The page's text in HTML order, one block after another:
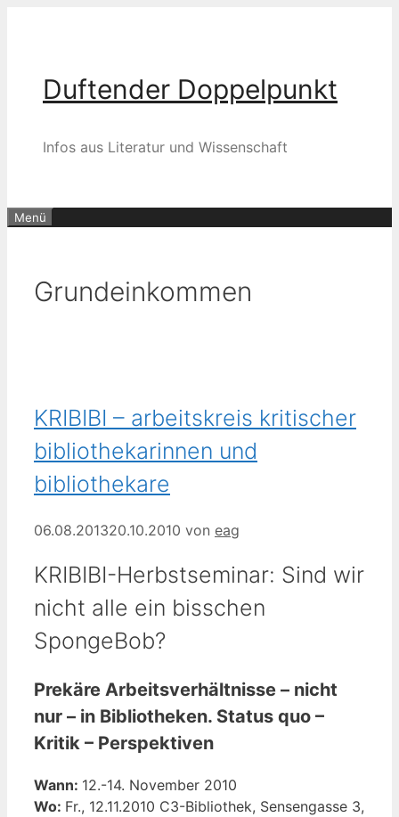
Duftender Doppelpunkt
Infos aus Literatur und Wissenschaft
Menü
Grundeinkommen
KRIBIBI – arbeitskreis kritischer
bibliothekarinnen und
bibliothekare
06.08.201320.10.2010 von eag
KRIBIBI-Herbstseminar: Sind wir
nicht alle ein bisschen
SpongeBob?
Prekäre Arbeitsverhältnisse – nicht
nur – in Bibliotheken. Status quo –
Kritik – Perspektiven
Wann: 12.-14. November 2010
Wo: Fr., 12.11.2010 C3-Bibliothek, Sensengasse 3,